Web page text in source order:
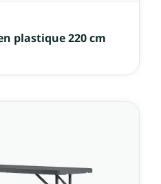
plastique 220 cm